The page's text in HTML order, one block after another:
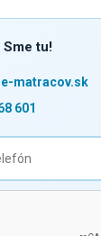
tu!
matracov.sk
601